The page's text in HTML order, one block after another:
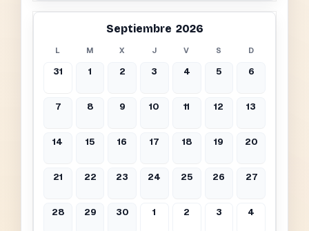
Septiembre 2026
L M X J V S D
31 1 2 3 4 5 6
7 8 9 10 11 12 13
14 15 16 17 18 19 20
21 22 23 24 25 26 27
28 29 30 1 2 3 4